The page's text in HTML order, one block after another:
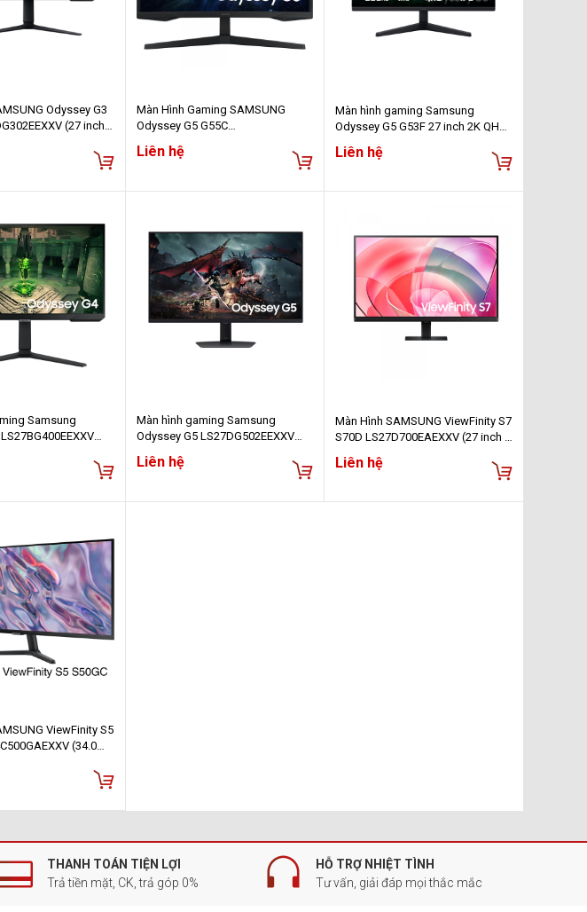
Odyssey G3
(27 inch -
Màn Hình Gaming SAMSUNG
Odyssey G5 G55C
VA - 165Hz - 1ms - FreeSync -
Liên hệ
Màn hình gaming Samsung
Odyssey G5 G53F 27 inch 2K QHD
(LS27FG530EEXXV)
Liên hệ
Samsung
Màn hình gaming Samsung
Odyssey G5 LS27DG502EEXXV
180Hz/ IPS)
Liên hệ
Màn Hình SAMSUNG ViewFinity S7
S70D LS27D700EAEXXV (27 inch -
Liên hệ
ViewFinity S5
(34.0
THANH TOÁN TIỆN LỢI
Trả tiền mặt, CK, trả góp 0%
HỖ TRỢ NHIỆT TÌNH
Tư vấn, giải đáp mọi thắc mắc